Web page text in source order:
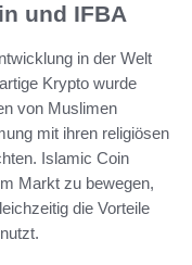
und IFBA
in der Welt
Krypto wurde
von Muslimen
mit ihren religiösen
Islamic Coin
Markt zu bewegen,
die Vorteile